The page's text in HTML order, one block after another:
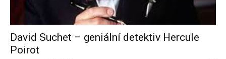
David Suchet – geniální detektiv Hercule
Poirot